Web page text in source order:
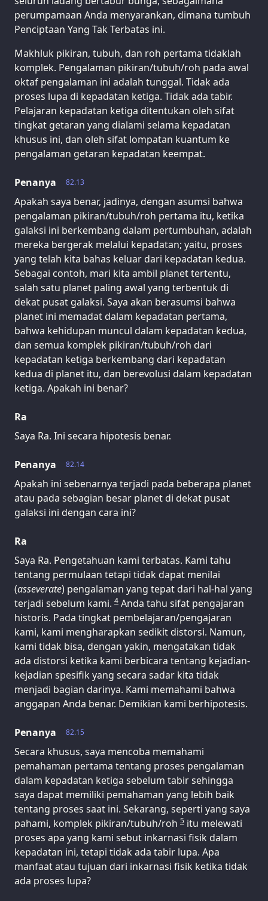
perumpamaan Anda menyarankan, dimana tumbuh
Penciptaan Yang Tak Terbatas ini.
Makhluk pikiran, tubuh, dan roh pertama tidaklah
komplek. Pengalaman pikiran/tubuh/roh pada awal
oktaf pengalaman ini adalah tunggal. Tidak ada
proses lupa di kepadatan ketiga. Tidak ada tabir.
Pelajaran kepadatan ketiga ditentukan oleh sifat
tingkat getaran yang dialami selama kepadatan
khusus ini, dan oleh sifat lompatan kuantum ke
pengalaman getaran kepadatan keempat.
82.13
Penanya
Apakah saya benar, jadinya, dengan asumsi bahwa
pengalaman pikiran/tubuh/roh pertama itu, ketika
galaksi ini berkembang dalam pertumbuhan, adalah
mereka bergerak melalui kepadatan; yaitu, proses
yang telah kita bahas keluar dari kepadatan kedua.
Sebagai contoh, mari kita ambil planet tertentu,
salah satu planet paling awal yang terbentuk di
dekat pusat galaksi. Saya akan berasumsi bahwa
planet ini memadat dalam kepadatan pertama,
bahwa kehidupan muncul dalam kepadatan kedua,
dan semua komplek pikiran/tubuh/roh dari
kepadatan ketiga berkembang dari kepadatan
kedua di planet itu, dan berevolusi dalam kepadatan
ketiga. Apakah ini benar?
Ra
Saya Ra. Ini secara hipotesis benar.
82.14
Penanya
Apakah ini sebenarnya terjadi pada beberapa planet
atau pada sebagian besar planet di dekat pusat
galaksi ini dengan cara ini?
Ra
Saya Ra. Pengetahuan kami terbatas. Kami tahu
tentang permulaan tetapi tidak dapat menilai
(asseverate) pengalaman yang tepat dari hal-hal yang
terjadi sebelum kami. 4 Anda tahu sifat pengajaran
historis. Pada tingkat pembelajaran/pengajaran
kami, kami mengharapkan sedikit distorsi. Namun,
kami tidak bisa, dengan yakin, mengatakan tidak
ada distorsi ketika kami berbicara tentang kejadian-
kejadian spesifik yang secara sadar kita tidak
menjadi bagian darinya. Kami memahami bahwa
anggapan Anda benar. Demikian kami berhipotesis.
82.15
Penanya
Secara khusus, saya mencoba memahami
pemahaman pertama tentang proses pengalaman
dalam kepadatan ketiga sebelum tabir sehingga
saya dapat memiliki pemahaman yang lebih baik
tentang proses saat ini. Sekarang, seperti yang saya
pahami, komplek pikiran/tubuh/roh 5 itu melewati
proses apa yang kami sebut inkarnasi fisik dalam
kepadatan ini, tetapi tidak ada tabir lupa. Apa
manfaat atau tujuan dari inkarnasi fisik ketika tidak
ada proses lupa?